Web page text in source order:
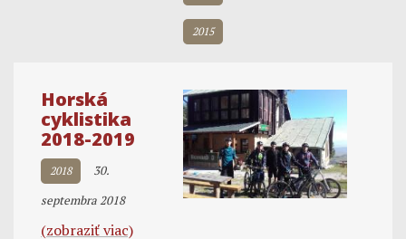
2015
Horská
cyklistika
2018-2019
2018
30.
septembra 2018
(zobraziť viac)